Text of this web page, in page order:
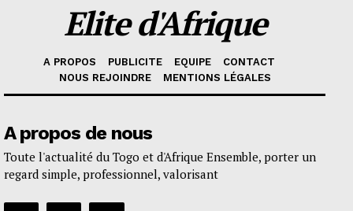
Elite d'Afrique
A PROPOS PUBLICITE EQUIPE
CONTACT
NOUS REJOINDRE
MENTIONS LÉGALES
A propos de nous
Toute l'actualité du Togo et d'Afrique Ensemble, porter un
regard simple, professionnel, valorisant